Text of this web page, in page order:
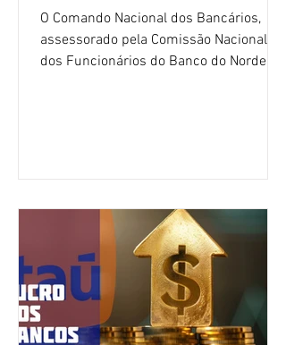
O Comando Nacional dos Bancários,
assessorado pela Comissão Nacional
dos Funcionários do Banco do Nordeste
negociação encerrou a discussão das
cláusulas econômicas e sindicais da
minuta, e a representação dos
funcionários cobrou que o banco
apresente uma proposta c